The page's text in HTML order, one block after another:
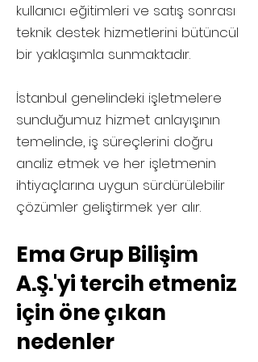
kullanıcı eğitimleri ve satış sonrası
teknik destek hizmetlerini bütüncül
bir yaklaşımla sunmaktadır.
İstanbul genelindeki işletmelere
sunduğumuz hizmet anlayışının
temelinde, iş süreçlerini doğru
analiz etmek ve her işletmenin
ihtiyaçlarına uygun sürdürülebilir
çözümler geliştirmek yer alır.
Ema Grup Bilişim
A.Ş.'yi tercih etmeniz
için öne çıkan
nedenler